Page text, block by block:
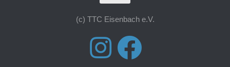
(c) TTC Eisenbach e.V.